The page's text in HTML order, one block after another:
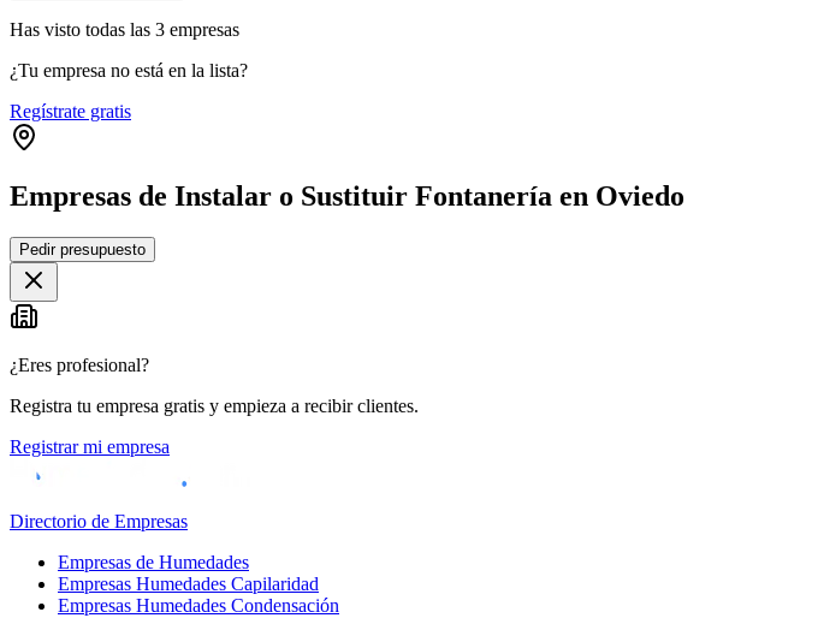
Has visto todas las 3 empresas
¿Tu empresa no está en la lista?
Regístrate gratis
Empresas de Instalar o Sustituir Fontanería en Oviedo
+
−
Pedir presupuesto
¿Eres profesional?
Registra tu empresa gratis y empieza a recibir clientes.
Registrar mi empresa
Directorio de Empresas
Empresas de Humedades
Empresas Humedades Capilaridad
Empresas Humedades Condensación